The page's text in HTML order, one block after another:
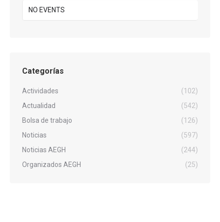
NO EVENTS
Categorías
Actividades
(102)
Actualidad
(542)
Bolsa de trabajo
(126)
Noticias
(597)
Noticias AEGH
(244)
Organizados AEGH
(25)